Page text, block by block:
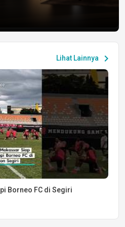
Lihat Lainnya chevron_right
Borneo FC di Segiri